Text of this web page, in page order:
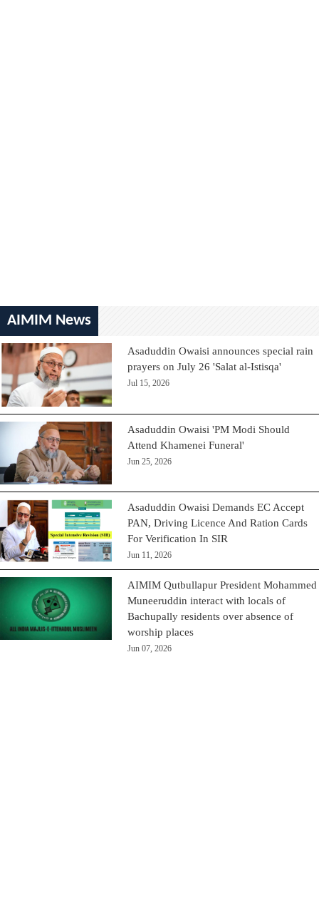
AIMIM News
Asaduddin Owaisi announces special rain
prayers on July 26 'Salat al-Istisqa'
Jul 15, 2026
Asaduddin Owaisi 'PM Modi Should
Attend Khamenei Funeral'
Jun 25, 2026
Asaduddin Owaisi Demands EC Accept
PAN, Driving Licence And Ration Cards
For Verification In SIR
Jun 11, 2026
AIMIM Qutbullapur President Mohammed
Muneeruddin interact with locals of
Bachupally residents over absence of
worship places
Jun 07, 2026